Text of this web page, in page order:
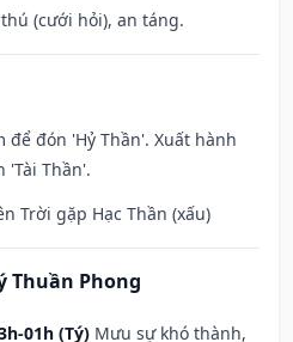
(cưới hỏi), an táng.
để đón 'Hỷ Thần'. Xuất hành
'Tài Thần'.
Trời gặp Hạc Thần (xấu)
Thuần Phong
01h (Tý) Mưu sự khó thành,